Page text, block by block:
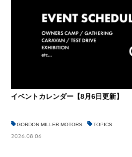
イベントカレンダー【8月6日更新】
GORDON MILLER MOTORS TOPICS
2026.08.06